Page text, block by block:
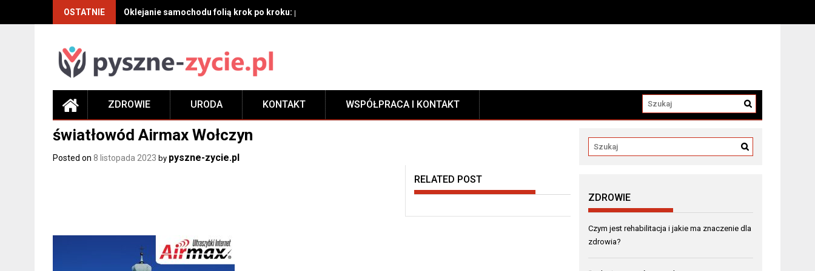
OSTATNIE Oklejanie samochodu folią krok po kroku: przygotowanie, techniki aplikacji i pielęgnacja zabezpieczenia
ZDROWIE URODA KONTAKT WSPÓŁPRACA I KONTAKT
światłowód Airmax Wołczyn
Posted on 8 listopada 2023 by pyszne-zycie.pl
RELATED POST
ZDROWIE
Czym jest rehabilitacja i jakie ma znaczenie dla
zdrowia?